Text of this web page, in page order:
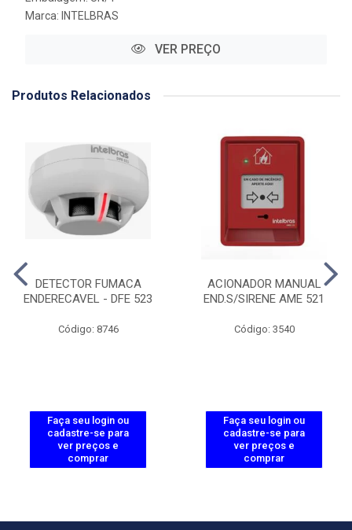
Marca: INTELBRAS
VER PREÇO
Produtos Relacionados
DETECTOR FUMACA
ENDERECAVEL - DFE 523
Código: 8746
Faça seu login ou
cadastre-se para
ver preços e
comprar
ACIONADOR MANUAL
END.S/SIRENE AME 521
Código: 3540
Faça seu login ou
cadastre-se para
ver preços e
comprar